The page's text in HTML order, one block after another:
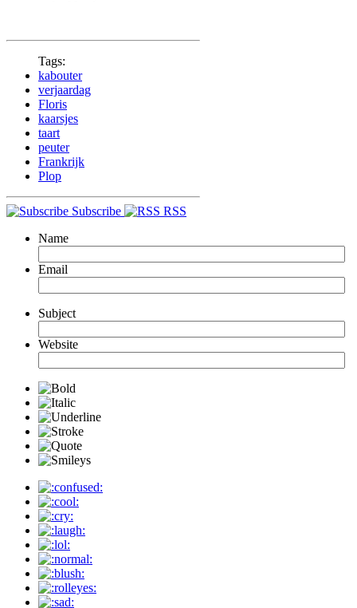
Tags:
kabouter
verjaardag
Floris
kaarsjes
taart
peuter
Frankrijk
Plop
Subscribe
RSS
Name
Email
Subject
Website